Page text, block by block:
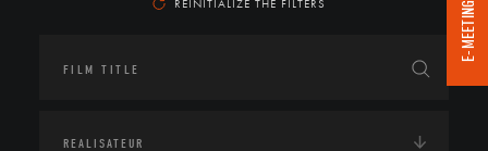
RÉINITIALIZE THE FILTERS